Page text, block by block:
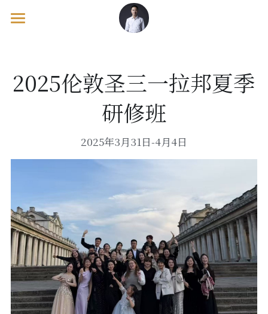
教学理论/Pedagogy Books
钢琴教材/Piano Tutor Books
考级辅导/Exam Supplements
工作坊/Workshops
马克·坦纳/Mark Tanner
英格 / Inge & 基里尔 / Kirill
宝拉·德雷尔/Paula Dreyer
卢辛达·麦克沃斯/Lucinda MackWorth
音乐会/Concerts
英国/United Kingdom
欧洲/European Continental
澳大利亚/Australia
2025伦敦圣三一拉邦夏季
研修班
2025年3月31日-4月4日